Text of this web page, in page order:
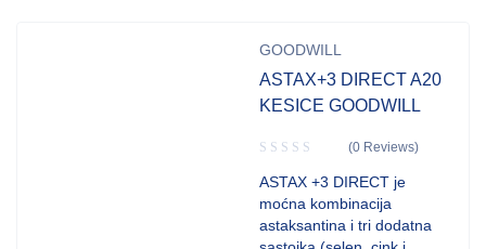
GOODWILL
ASTAX+3 DIRECT A20
KESICE GOODWILL
(0 Reviews)
ASTAX +3 DIRECT je
moćna kombinacija
astaksantina i tri dodatna